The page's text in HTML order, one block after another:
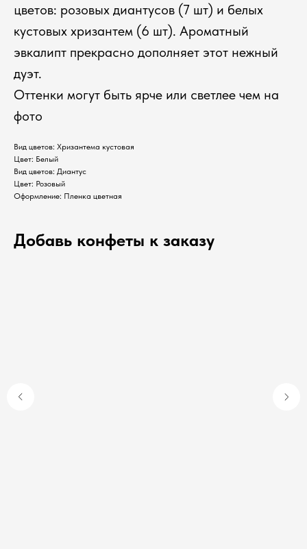
цветов: розовых диантусов (7 шт) и белых
кустовых хризантем (6 шт). Ароматный
эвкалипт прекрасно дополняет этот нежный
дуэт.
Оттенки могут быть ярче или светлее чем на
фото
Вид цветов: Хризантема кустовая
Цвет: Белый
Вид цветов: Диантус
Цвет: Розовый
Оформление: Пленка цветная
Добавь конфеты к заказу